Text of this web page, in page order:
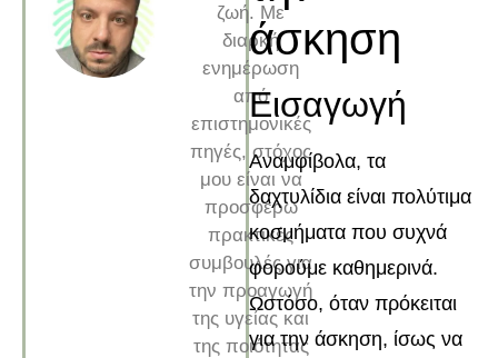
ζωή. Με
διαρκή
ενημέρωση
από
επιστημονικές
πηγές, στόχος
μου είναι να
προσφέρω
πρακτικές
συμβουλές για
την προαγωγή
της υγείας και
της ποιότητας
άσκηση
Εισαγωγή
Αναμφίβολα, τα
δαχτυλίδια είναι πολύτιμα
κοσμήματα που συχνά
φορούμε καθημερινά.
Ωστόσο, όταν πρόκειται
για την άσκηση, ίσως να